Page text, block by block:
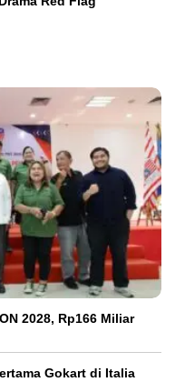
2028, Rp166 Miliar
Gokart di Italia